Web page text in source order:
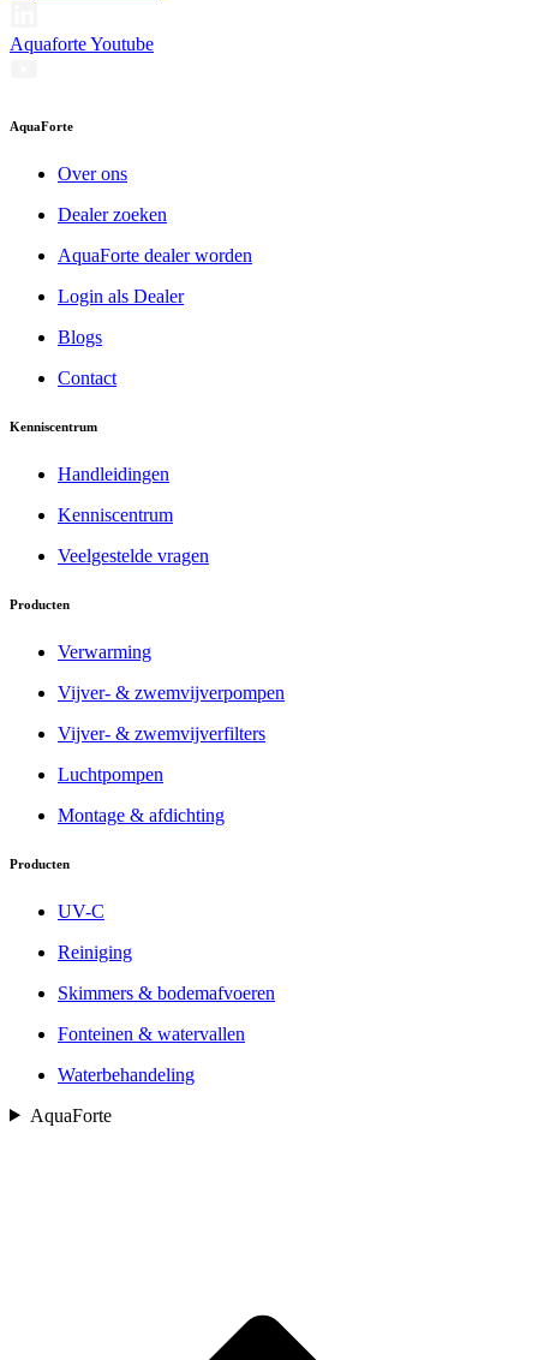
Aquaforte Youtube
AquaForte
Over ons
Dealer zoeken
AquaForte dealer worden
Login als Dealer
Blogs
Contact
Kenniscentrum
Handleidingen
Kenniscentrum
Veelgestelde vragen
Producten
Verwarming
Vijver- & zwemvijverpompen
Vijver- & zwemvijverfilters
Luchtpompen
Montage & afdichting
Producten
UV-C
Reiniging
Skimmers & bodemafvoeren
Fonteinen & watervallen
Waterbehandeling
AquaForte